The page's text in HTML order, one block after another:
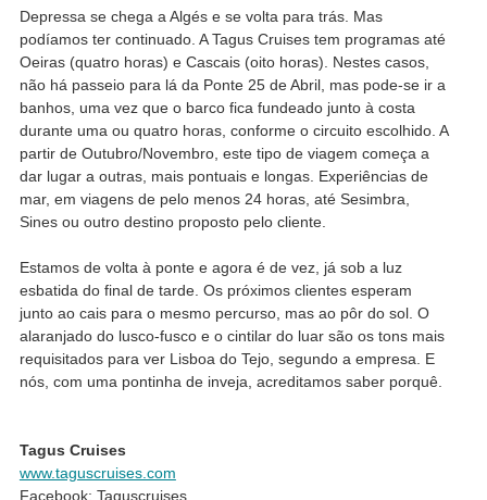
Depressa se chega a Algés e se volta para trás. Mas
podíamos ter continuado. A Tagus Cruises tem programas até
Oeiras (quatro horas) e Cascais (oito horas). Nestes casos,
não há passeio para lá da Ponte 25 de Abril, mas pode-se ir a
banhos, uma vez que o barco fica fundeado junto à costa
durante uma ou quatro horas, conforme o circuito escolhido. A
partir de Outubro/Novembro, este tipo de viagem começa a
dar lugar a outras, mais pontuais e longas. Experiências de
mar, em viagens de pelo menos 24 horas, até Sesimbra,
Sines ou outro destino proposto pelo cliente.
Estamos de volta à ponte e agora é de vez, já sob a luz
esbatida do final de tarde. Os próximos clientes esperam
junto ao cais para o mesmo percurso, mas ao pôr do sol. O
alaranjado do lusco-fusco e o cintilar do luar são os tons mais
requisitados para ver Lisboa do Tejo, segundo a empresa. E
nós, com uma pontinha de inveja, acreditamos saber porquê.
Tagus Cruises
www.taguscruises.com
Facebook: Taguscruises